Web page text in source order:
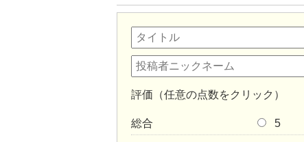
評価（任意の点数をクリック）
総合 5